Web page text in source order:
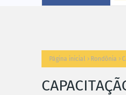
Página inicial Rondônia